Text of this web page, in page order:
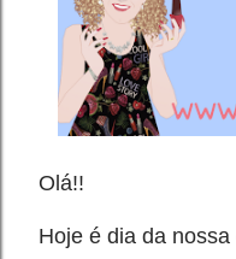
Olá!!
Hoje é dia da